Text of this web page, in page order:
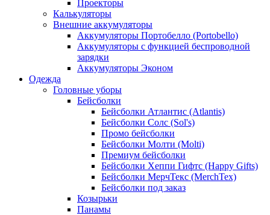
Проекторы
Калькуляторы
Внешние аккумуляторы
Аккумуляторы Портобелло (Portobello)
Аккумуляторы с функцией беспроводной
зарядки
Аккумуляторы Эконом
Одежда
Головные уборы
Бейсболки
Бейсболки Атлантис (Atlantis)
Бейсболки Солс (Sol's)
Промо бейсболки
Бейсболки Молти (Molti)
Премиум бейсболки
Бейсболки Хеппи Гифтс (Happy Gifts)
Бейсболки МерчТекс (MerchTex)
Бейсболки под заказ
Козырьки
Панамы